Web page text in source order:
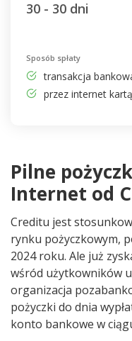
30 - 30 dni
Sposób spłaty
transakcja
przez internet kartą
Pilne
Internet od
Creditu jest
rynku pożyczkowym,
2024 roku. Ale już
wśród użytkowników
organizacja
pożyczki do dnia
konto bankowe w